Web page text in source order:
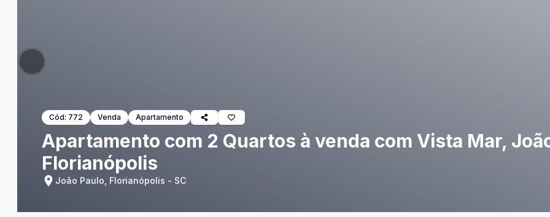
Cód: 772 Venda Apartamento
Apartamento com 2 Quartos à venda com Vista Mar,
Florianópolis
João Paulo, Florianópolis - SC